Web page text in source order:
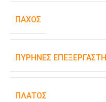
ΠΆΧΟΣ
ΠΥΡΉΝΕΣ ΕΠΕΞΕΡΓΑΣΤΉ
ΠΛΆΤΟΣ